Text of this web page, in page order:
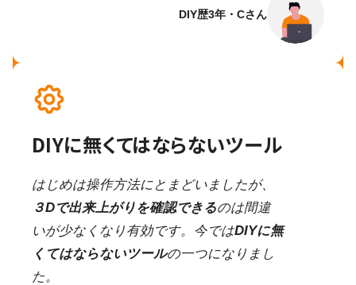
DIY歴3年・Cさん
DIYに無くてはならないツール
はじめは操作方法にとまどいましたが、
３Dで出来上がりを確認できるのは間違
いが少なくなり有効です。今ではDIYに無
くてはならないツールの一つになりまし
た。